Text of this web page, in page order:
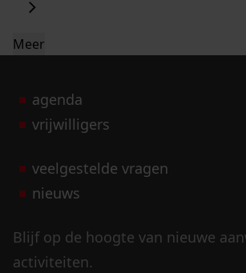
Meer
agenda
vrijwilligers
veelgestelde vragen
nieuws
Blijf op de hoogte van nieuwe
activiteiten.